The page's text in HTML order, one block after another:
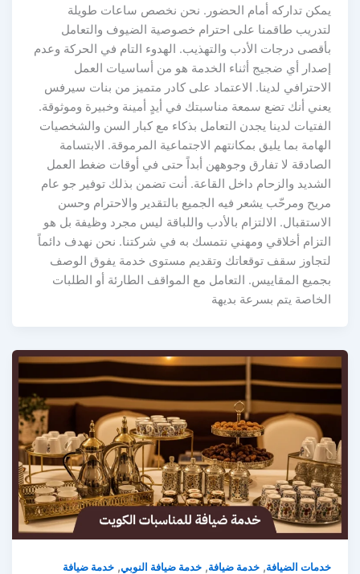
يمكن تداركه أمام الحضور. نحن نخصص ساعات طويلة
لتدريب طاقمنا على احترام خصوصية الضيوف والتعامل
بأقصى درجات الأدب والتهذيب. الهدوء التام في الحركة وعدم
إصدار أي ضجيج أثناء الخدمة هو من أساسيات العمل
الاحترافي لدينا. الاعتماد على كادر متميز من بنات سيرفس
يعني أنك تضع سمعة مناسبتك في أيدٍ أمينة وخبيرة وموثوقة.
الفتيات لدينا يجدن التعامل بذكاء مع كبار السن والشخصيات
الهامة بما يليق بمكانتهم الاجتماعية المرموقة. الابتسامة
الصادقة لا تفارق وجوههن أبداً حتى في أوقات ضغط العمل
الشديد والزحام داخل القاعة. أنت تضمن بذلك توفير جو عام
مريح ومرحّب يشعر فيه الجميع بالتقدير والاحترام وحسن
الاستقبال. الالتزام بالأدب واللباقة ليس مجرد وظيفة بل هو
التزام أخلاقي ومهني نتمسك به في شركتنا. نحن نهدف دائماً
لتجاوز سقف توقعاتك وتقديم مستوى خدمة يفوق الوصف
بجميع المقاييس. التعامل مع المواقف الطارئة أو الطلبات
الخاصة يتم بسرعة بديهة
خدمات الضيافة, خدمة ضيافة, خدمة ضيافة النوبي, خدمة ضيافة